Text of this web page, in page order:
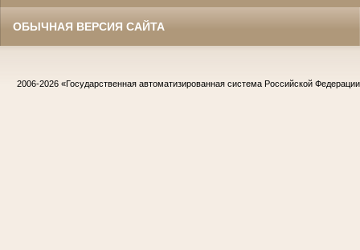
ОБЫЧНАЯ ВЕРСИЯ САЙТА
2006-2026 «Государственная автоматизированная система Российской